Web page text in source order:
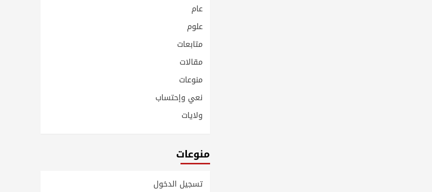
عام
علوم
متابعات
مقالات
منوعات
نعي وإحتساب
ولايات
منوعات
تسجيل الدخول